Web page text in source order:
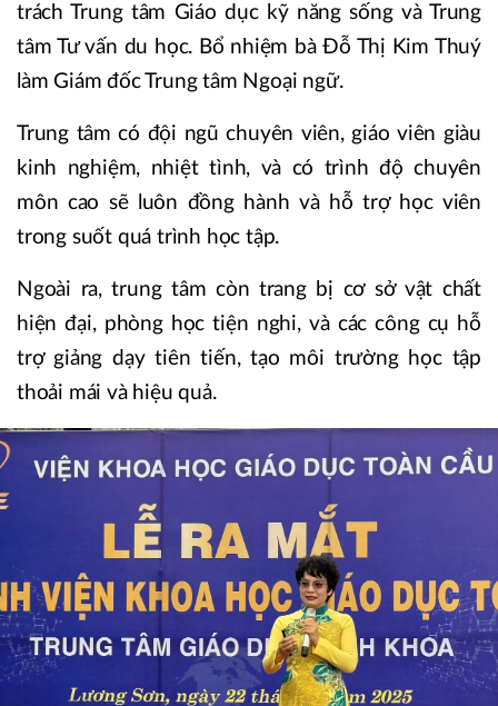
trách Trung tâm Giáo dục kỹ năng sống và Trung
tâm Tư vấn du học. Bổ nhiệm bà Đỗ Thị Kim Thuý
làm Giám đốc Trung tâm Ngoại ngữ.
​Trung tâm có đội ngũ chuyên viên, giáo viên giàu
kinh nghiệm, nhiệt tình, và có trình độ chuyên
môn cao sẽ luôn đồng hành và hỗ trợ học viên
trong suốt quá trình học tập. ​
Ngoài ra, trung tâm còn trang bị cơ sở vật chất
hiện đại, phòng học tiện nghi, và các công cụ hỗ
trợ giảng dạy tiên tiến, tạo môi trường học tập
thoải mái và hiệu quả.